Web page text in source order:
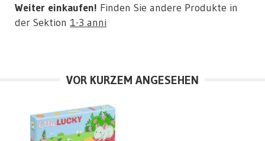
Weiter einkaufen! Finden Sie andere Produkte in
der Sektion 1-3 anni
VOR KURZEM ANGESEHEN